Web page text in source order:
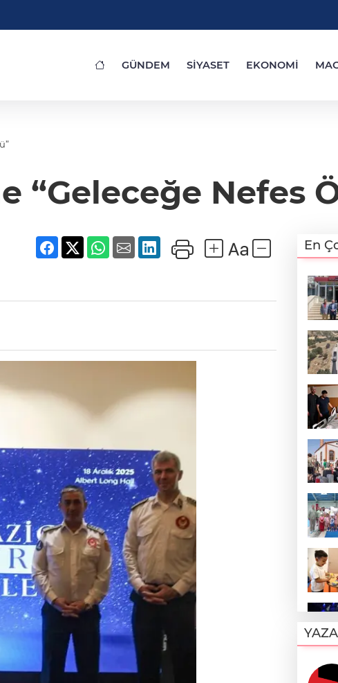
GÜNDEM SİYASET EKONOMİ
“Geleceğe Nefes
En